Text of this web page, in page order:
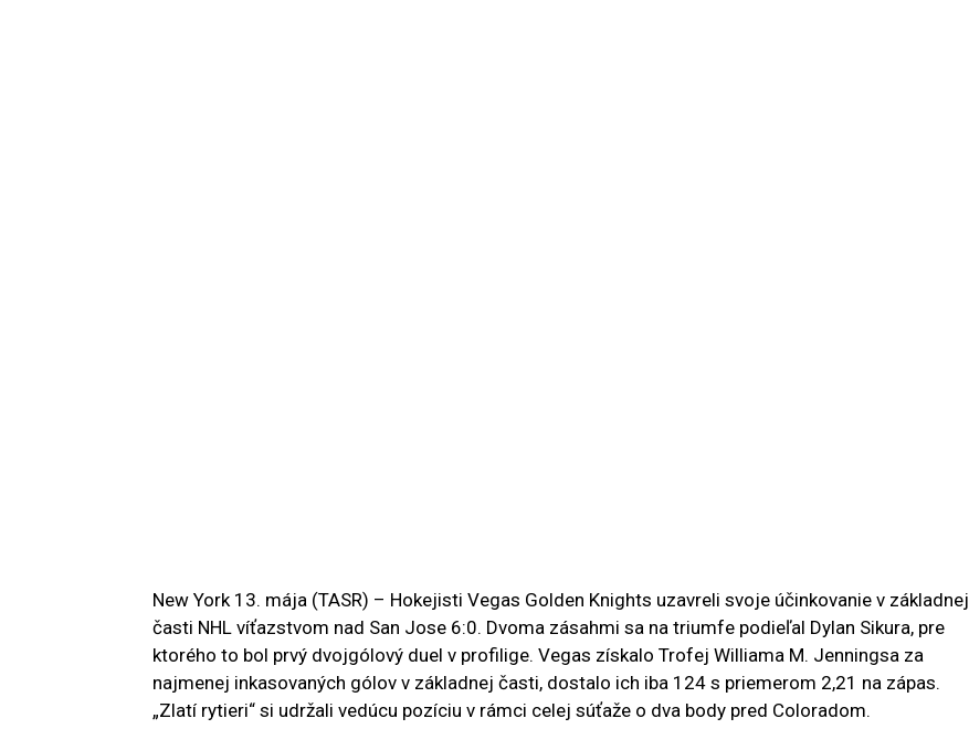
New York 13. mája (TASR) – Hokejisti Vegas Golden Knights uzavreli svoje účinkovanie v základnej
časti NHL víťazstvom nad San Jose 6:0. Dvoma zásahmi sa na triumfe podieľal Dylan Sikura, pre
ktorého to bol prvý dvojgólový duel v profilige. Vegas získalo Trofej Williama M. Jenningsa za
najmenej inkasovaných gólov v základnej časti, dostalo ich iba 124 s priemerom 2,21 na zápas.
„Zlatí rytieri“ si udržali vedúcu pozíciu v rámci celej súťaže o dva body pred Coloradom.